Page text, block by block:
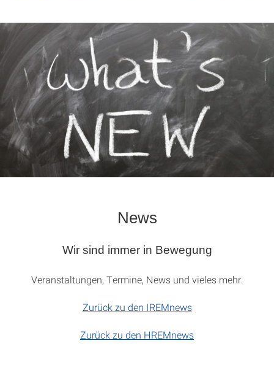
News
Wir sind immer in Bewegung
Veranstaltungen, Termine, News und vieles mehr.
Zurück zu den IREMnews
Zurück zu den HREMnews